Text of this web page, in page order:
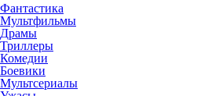
Фантастика
Мультфильмы
Драмы
Триллеры
Комедии
Боевики
Мультсериалы